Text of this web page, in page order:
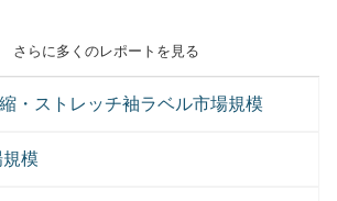
さらに多くのレポートを見る
・ストレッチ袖ラベル市場規模
模